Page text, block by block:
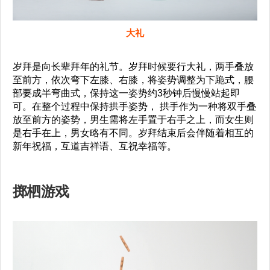
大礼
岁拜是向长辈拜年的礼节。岁拜时候要行大礼，两手叠放
至前方，依次弯下左膝、右膝，将姿势调整为下跪式，腰
部要成半弯曲式，保持这一姿势约3秒钟后慢慢站起即
可。在整个过程中保持拱手姿势， 拱手作为一种将双手叠
放至前方的姿势，男生需将左手置于右手之上，而女生则
是右手在上，男女略有不同。岁拜结束后会伴随着相互的
新年祝福，互道吉祥语、互祝幸福等。
掷柶游戏